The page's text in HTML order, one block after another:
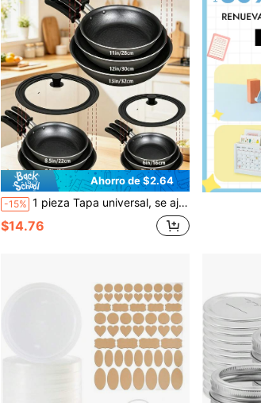
Ahorro de $2.64
-15% 1 pieza Tapa universal, se ajusta a ollas, sartenes y sartenes - Hecha de vidrio templado con borde de silicona resistente al calor, apta para utensilios de cocina de 6", 7", 8", 8.5", 9.5", 10.5", 11", 12", 13"
$14.76